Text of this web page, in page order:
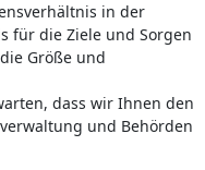
in der
für die Ziele und Sorgen
Größe und
dass wir Ihnen den
und Behörden